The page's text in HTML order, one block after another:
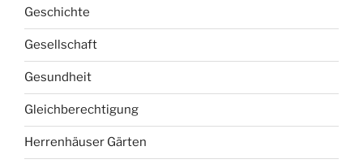
Geschichte
Gesellschaft
Gesundheit
Gleichberechtigung
Herrenhäuser Gärten